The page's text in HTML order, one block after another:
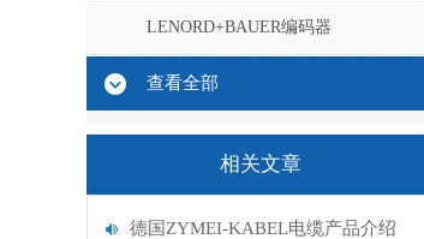
LENORD+BAUER编码器
查看全部
相关文章
德国ZYMEI-KABEL电缆产品介绍